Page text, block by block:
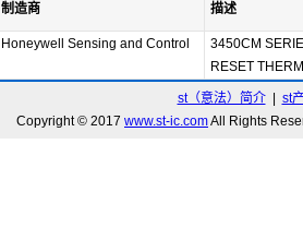
制造商 描述
Honeywell Sensing and Control
3450CM
RESET
st（意法）简介| st
Copyright © 2017 www.st-ic.comAll Rights